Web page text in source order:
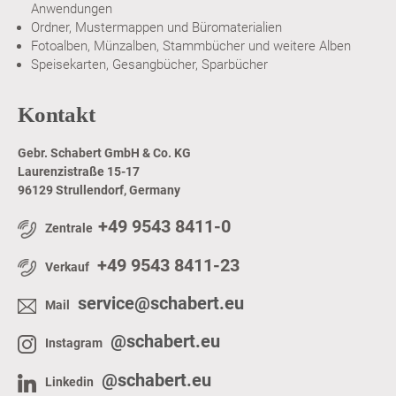
Anwendungen
Ordner, Mustermappen und Büromaterialien
Fotoalben, Münzalben, Stammbücher und weitere Alben
Speisekarten, Gesangbücher, Sparbücher
Kontakt
Gebr. Schabert GmbH & Co. KG
Laurenzistraße 15-17
96129 Strullendorf, Germany
Zentrale +49 9543 8411-0
Verkauf +49 9543 8411-23
Mail service@schabert.eu
Instagram @schabert.eu
Linkedin @schabert.eu